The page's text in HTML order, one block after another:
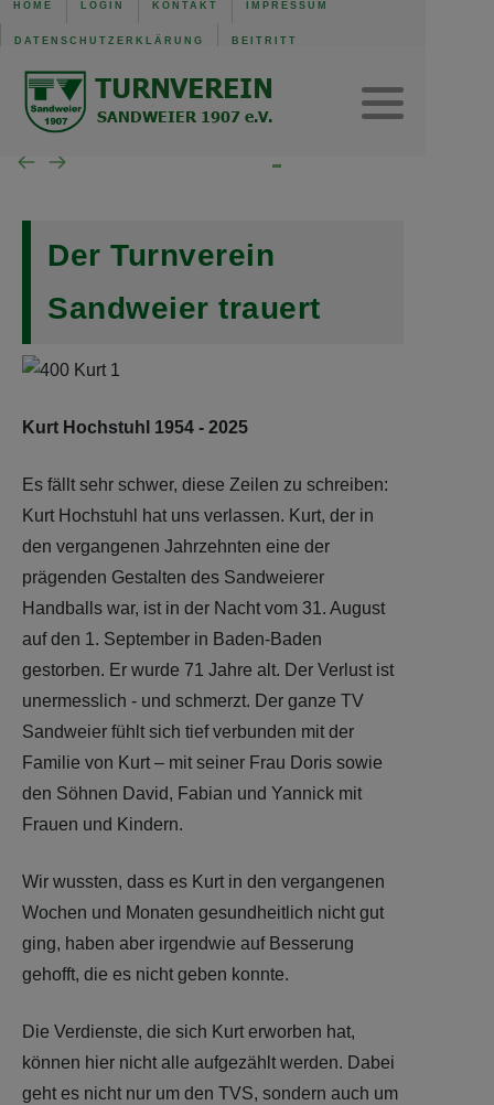
HOME LOGIN KONTAKT IMPRESSUM
DATENSCHUTZERKLÄRUNG BEITRITT
Der Turnverein
Sandweier trauert
Kurt Hochstuhl 1954 - 2025
Es fällt sehr schwer, diese Zeilen zu schreiben:
Kurt Hochstuhl hat uns verlassen. Kurt, der in
den vergangenen Jahrzehnten eine der
prägenden Gestalten des Sandweierer
Handballs war, ist in der Nacht vom 31. August
auf den 1. September in Baden-Baden
gestorben. Er wurde 71 Jahre alt. Der Verlust ist
unermesslich - und schmerzt. Der ganze TV
Sandweier fühlt sich tief verbunden mit der
Familie von Kurt – mit seiner Frau Doris sowie
den Söhnen David, Fabian und Yannick mit
Frauen und Kindern.
Wir wussten, dass es Kurt in den vergangenen
Wochen und Monaten gesundheitlich nicht gut
ging, haben aber irgendwie auf Besserung
gehofft, die es nicht geben konnte.
Die Verdienste, die sich Kurt erworben hat,
können hier nicht alle aufgezählt werden. Dabei
geht es nicht nur um den TVS, sondern auch um
TVS Baden-Baden 1907
Wochenübersicht TVS BB
Wochenübersicht TVS
Wochenübersicht SG
Trainingszeiten
Gerätturnen w.
Verwaltung
Mannschaft der Woche